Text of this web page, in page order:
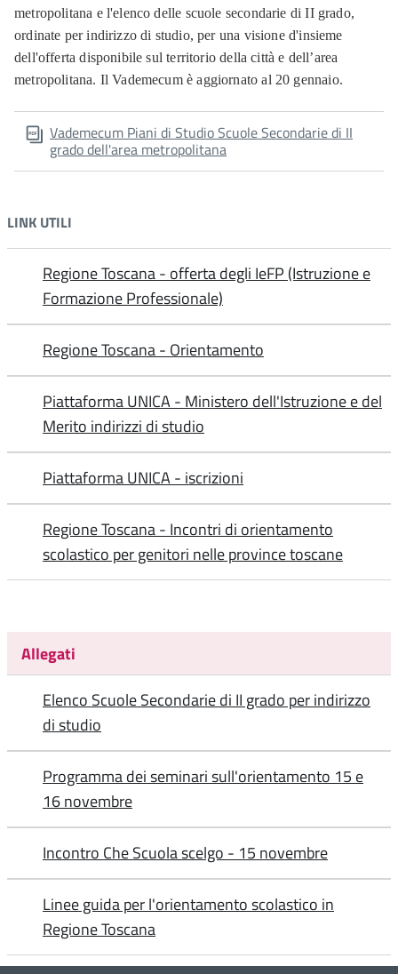
metropolitana e l'elenco delle scuole secondarie di II grado,
ordinate per indirizzo di studio, per una visione d'insieme
dell'offerta disponibile sul territorio della città e dell’area
metropolitana. Il Vademecum è aggiornato al 20 gennaio.
Vademecum Piani di Studio Scuole Secondarie di II
grado dell'area metropolitana
LINK UTILI
Regione Toscana - offerta degli IeFP (Istruzione e
Formazione Professionale)
Regione Toscana - Orientamento
Piattaforma UNICA - Ministero dell'Istruzione e del
Merito indirizzi di studio
Piattaforma UNICA - iscrizioni
Regione Toscana - Incontri di orientamento
scolastico per genitori nelle province toscane
Allegati
Elenco Scuole Secondarie di II grado per indirizzo
di studio
Programma dei seminari sull'orientamento 15 e
16 novembre
Incontro Che Scuola scelgo - 15 novembre
Linee guida per l'orientamento scolastico in
Regione Toscana